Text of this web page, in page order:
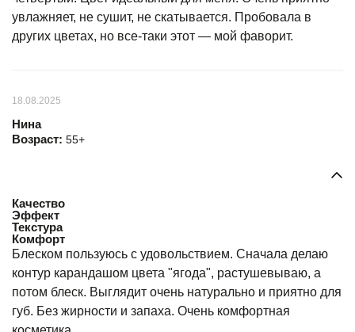
увлажняет, не сушит, не скатывается. Пробовала в
других цветах, но все-таки этот — мой фаворит.
18.08.2025
Нина
Возраст: 55+
Качество
Эффект
Текстура
Комфорт
Блеском пользуюсь с удовольствием. Сначала делаю
контур карандашом цвета "ягода", растушевываю, а
потом блеск. Выглядит очень натурально и приятно для
губ. Без жирности и запаха. Очень комфортная